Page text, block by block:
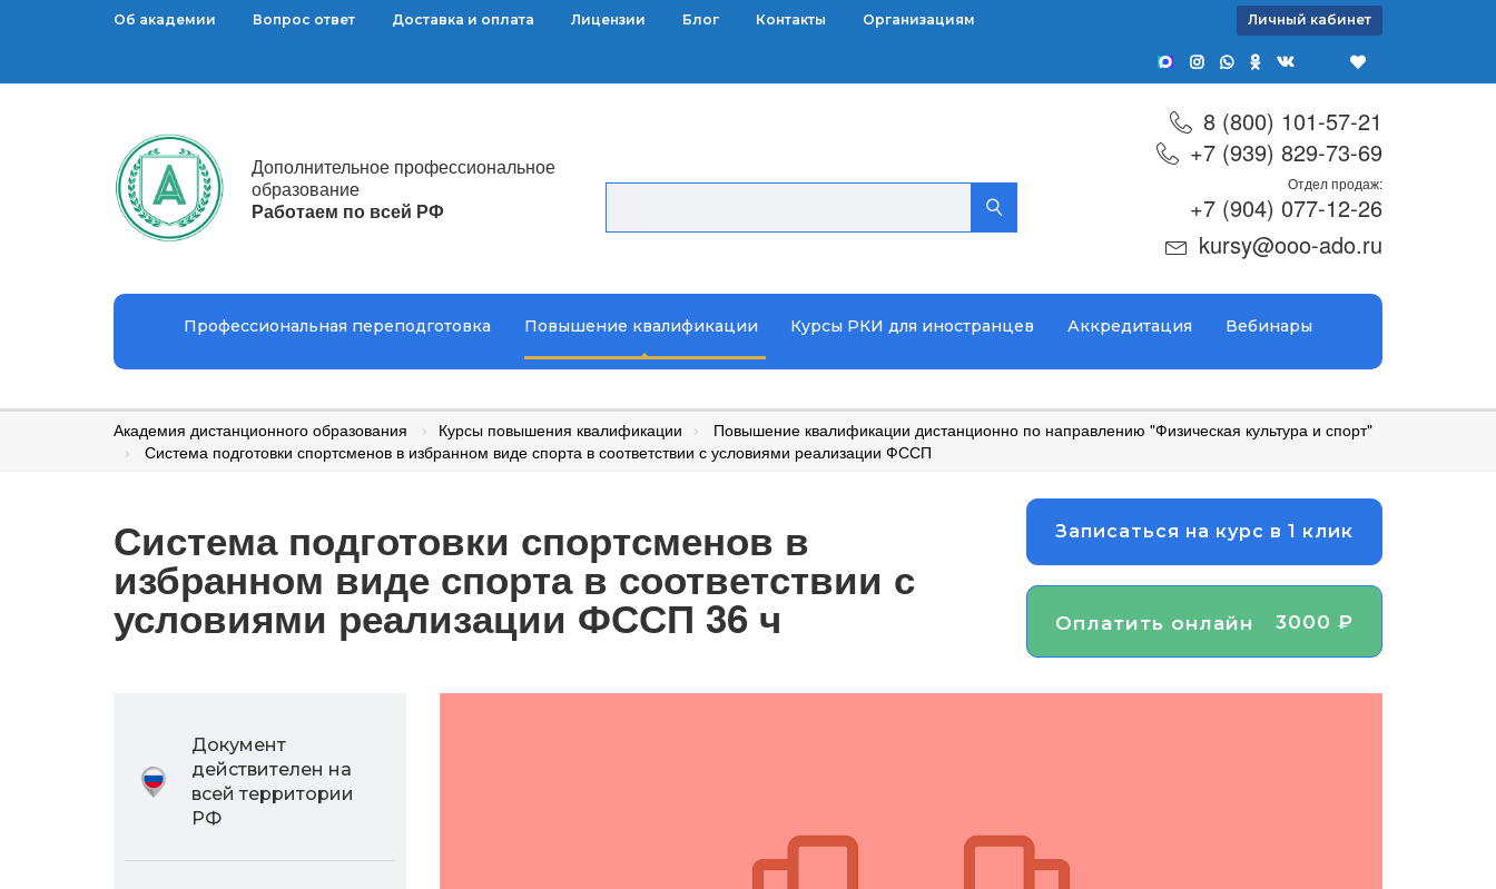
Организациям
Контакты
Блог
Лицензии
Доставка и оплата
Вопрос ответ
Об академии Личный кабинет
Дополнительное профессиональное
образование
Работаем по всей РФ
8 (800) 101-57-21
+7 (939) 829-73-69
Отдел продаж:
+7 (904) 077-12-26
kursy@ooo-ado.ru
Профессиональная переподготовка Повышение квалификации Курсы РКИ для иностранцев Аккредитация Вебинары
Академия дистанционного образования Курсы повышения квалификации
Повышение квалификации дистанционно по направлению "Физическая культура и спорт"
Система подготовки спортсменов в избранном виде спорта в соответствии с условиями реализации ФССП
Система подготовки спортсменов в
избранном виде спорта в соответствии с
условиями реализации ФССП 36 ч
Записаться на курс в 1 клик
Оплатить онлайн 3000 ₽
Документ
действителен на
всей территории
РФ